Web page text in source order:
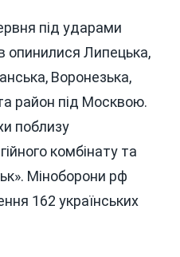
під ударами
опинилися Липецька,
Воронезька,
район під Москвою.
поблизу
комбінату та
Міноборони рф
162 українських